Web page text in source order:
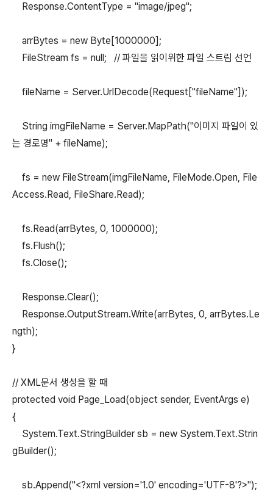
Response.ContentType = "image/jpeg";
arrBytes = new Byte[1000000];
FileStream fs = null; // 파일을 읽이위한 파일 스트림 선언
fileName = Server.UrlDecode(Request["fileName"]);
String imgFileName = Server.MapPath("이미지 파일이 있
는 경로명" + fileName);
fs = new FileStream(imgFileName, FileMode.Open, File
Access.Read, FileShare.Read);
fs.Read(arrBytes, 0, 1000000);
fs.Flush();
fs.Close();
Response.Clear();
Response.OutputStream.Write(arrBytes, 0, arrBytes.Le
ngth);
}
// XML문서 생성을 할 때
protected void Page_Load(object sender, EventArgs e)
{
System.Text.StringBuilder sb = new System.Text.Strin
gBuilder();
sb.Append("<?xml version='1.0' encoding='UTF-8'?>");